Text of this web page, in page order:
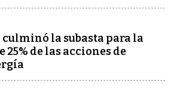
la subasta para la
25% de las acciones de